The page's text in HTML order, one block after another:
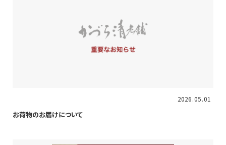
2026 05 01
お荷物のお届けについて